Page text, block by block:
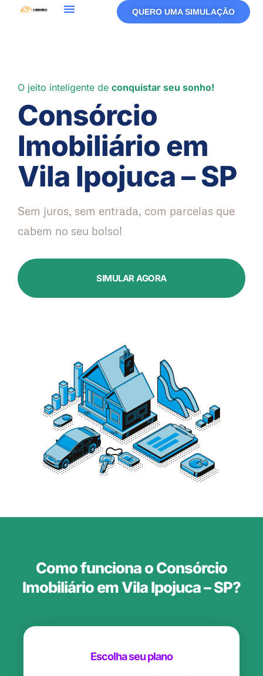
QUERO UMA SIMULAÇÃO
O jeito inteligente de conquistar seu sonho!
Consórcio
Imobiliário em
Vila Ipojuca – SP
Sem juros, sem entrada, com parcelas que
cabem no seu bolso!
SIMULAR AGORA
Como funciona o Consórcio
Imobiliário em Vila Ipojuca – SP?
Escolha seu plano